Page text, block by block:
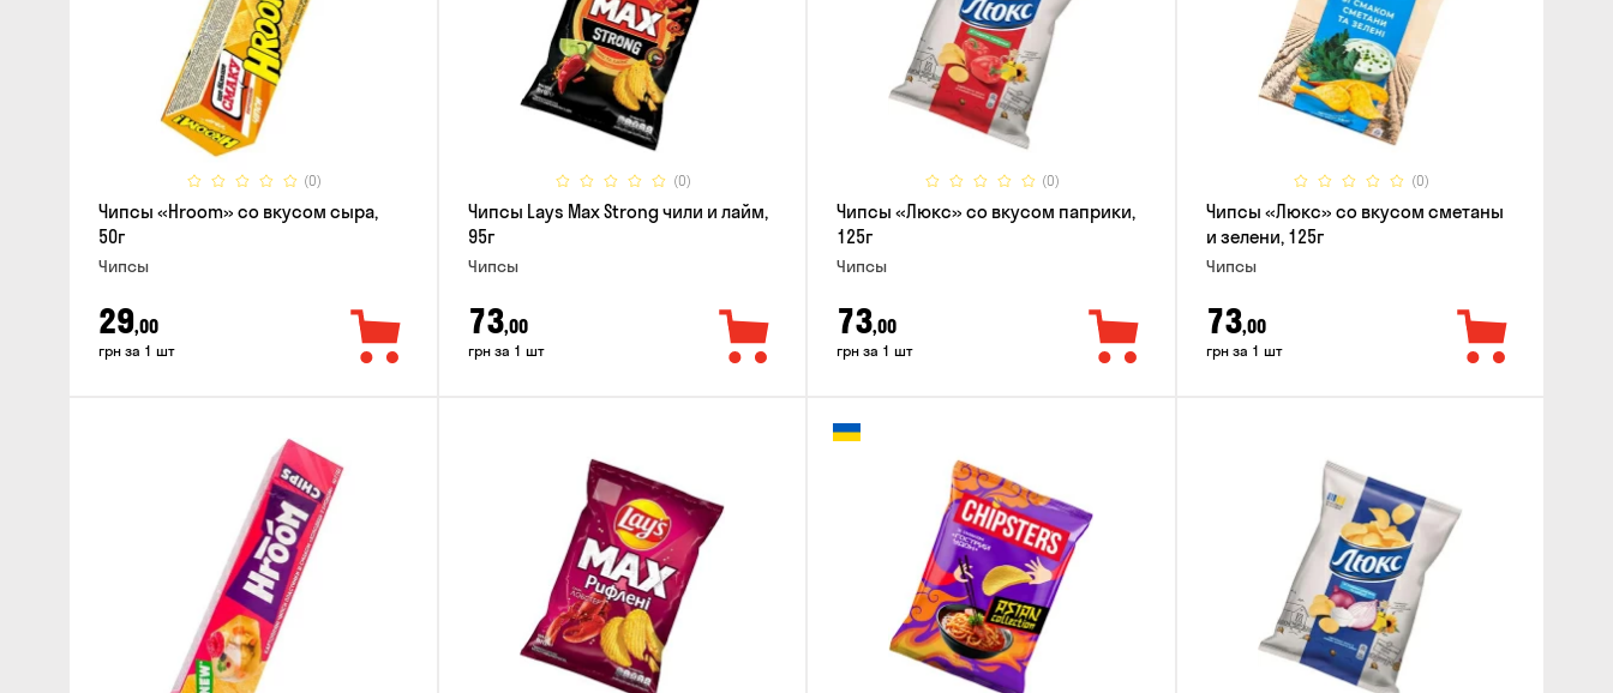
(0)
Чипсы «Hroom» со вкусом сыра,
50г
Чипсы
29,00
грн за 1 шт
(0)
Чипсы Lays Max Strong чили и лайм,
95г
Чипсы
73,00
грн за 1 шт
(0)
Чипсы «Люкс» со вкусом паприки,
125г
Чипсы
73,00
грн за 1 шт
(0)
Чипсы «Люкс» со вкусом сметаны
и зелени, 125г
Чипсы
73,00
грн за 1 шт